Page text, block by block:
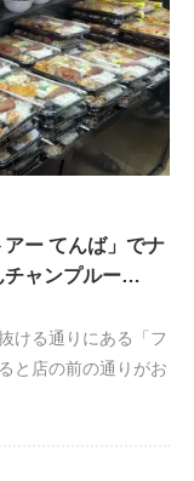
ー てんば」でナ
チャンプルー…
ける通りにある「フ
と店の前の通りがお